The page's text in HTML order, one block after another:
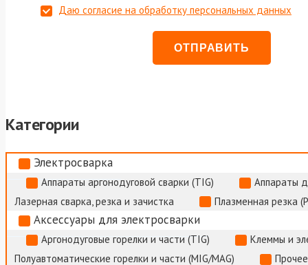
Даю согласие на обработку персональных данных
Категории
Электросварка
Аппараты аргонодуговой сварки (TIG)
Аппараты
Лазерная сварка, резка и зачистка
Плазменная резка
Аксессуары для электросварки
Аргонодуговые горелки и части (TIG)
Клеммы и
Полуавтоматические горелки и части (MIG/MAG)